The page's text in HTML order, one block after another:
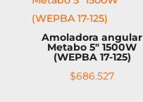
Amoladora angular
Metabo 5″ 1500W
(WEPBA 17-125)
$686.527